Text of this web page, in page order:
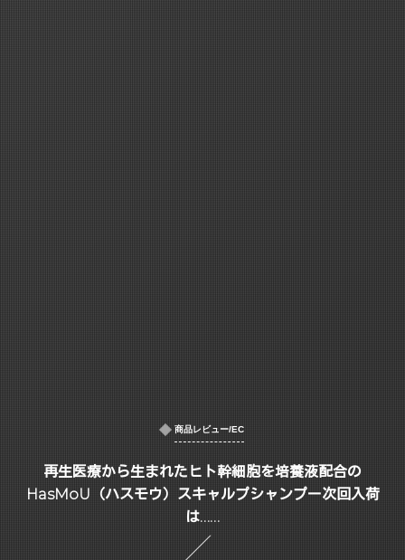
商品レビュー/EC
再生医療から生まれたヒト幹細胞を培養液配合の
HasMoU（ハスモウ）スキャルプシャンプー次回入荷
は……